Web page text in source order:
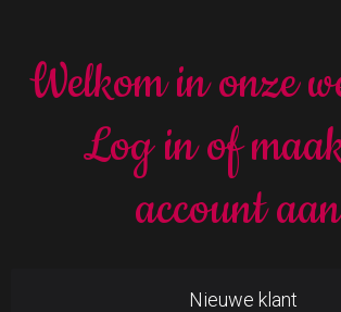
Welkom in onze
Log in of
account
Nieuwe klant